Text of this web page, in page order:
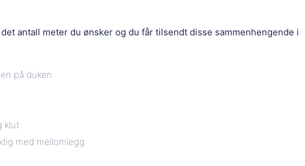
antall meter du ønsker og du får tilsendt disse sammenhengende i
på duken
klut
med mellomlegg